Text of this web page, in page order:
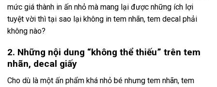
mức giá thành in ấn nhỏ mà mang lại được những ích lợi
tuyệt vời thì tại sao lại không in tem nhãn, tem decal phải
không nào?
2. Những nội dung “không thể thiếu” trên tem
nhãn, decal giấy
Cho dù là một ấn phẩm khá nhỏ bé nhưng tem nhãn, tem